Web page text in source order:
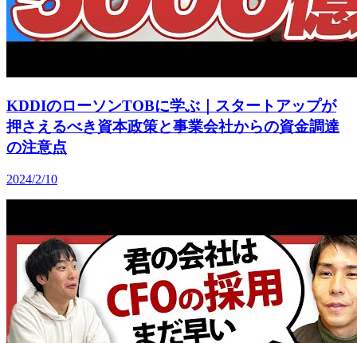
KDDIのローソンTOBに学ぶ｜スタートアップが
押さえるべき資本政策と事業会社からの資金調達
の注意点
2024/2/10